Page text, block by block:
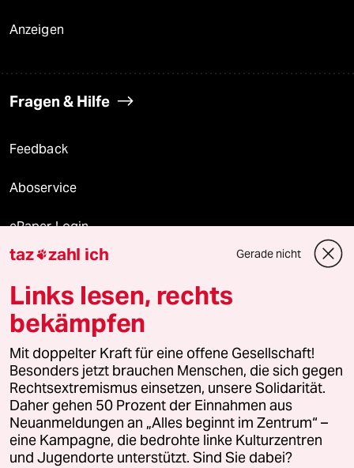
Anzeigen
Fragen & Hilfe
Feedback
Aboservice
ePaper Login
Downloads für Abonnierende
© 2026 taz Verlags und Vertriebs GmbH
Alle Rechte vorbehalten. Bei rechtlichen Fragen oder für Genehmigungen
wenden Sie sich bitte an lizenzen@taz.de
Feedback Redaktionsstatut Kommune-Richtlinien
Leitlinie Informant Datenschutz Impressum AGB
taz zahl ich Gerade nicht
Links lesen, rechts
bekämpfen
Mit doppelter Kraft für eine offene Gesellschaft!
Besonders jetzt brauchen Menschen, die sich gegen
Rechtsextremismus einsetzen, unsere Solidarität.
Daher gehen 50 Prozent der Einnahmen aus
Neuanmeldungen an „Alles beginnt im Zentrum“ –
eine Kampagne, die bedrohte linke Kulturzentren
und Jugendorte unterstützt. Sind Sie dabei?